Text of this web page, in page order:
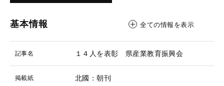
基本情報 全ての情報を表示
記事名 １４人を表彰 県産業教育振興会
掲載紙 北國：朝刊